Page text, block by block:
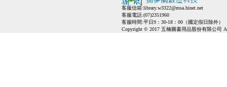
客服信箱:library.w3322@msa.hinet.net
客服電話:(07)2351960
客服時間:平日9：30-18：00（國定假日除外）
Copyright © 2017 五楠圖書用品股份有限公司